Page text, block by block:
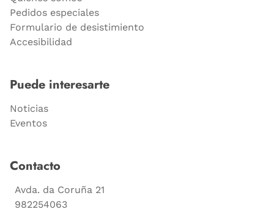
Pedidos especiales
Formulario de desistimiento
Accesibilidad
Puede interesarte
Noticias
Eventos
Contacto
Avda. da Coruña 21
982254063